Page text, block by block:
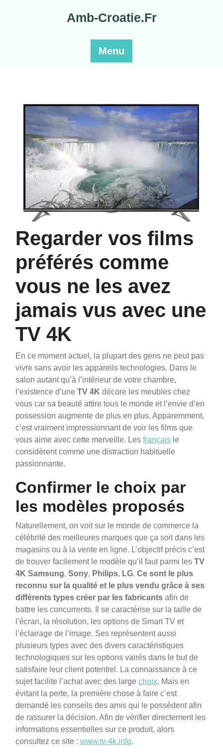
Amb-Croatie.Fr
Menu
Regarder vos films
préférés comme
vous ne les avez
jamais vus avec une
TV 4K
En ce moment actuel, la plupart des gens ne peut pas
vivre sans avoir les appareils technologies. Dans le
salon autant qu’à l’intérieur de votre chambre,
l’existence d’une TV 4K décore les meubles chez
vous car sa beauté attire tous le monde et l’envie d’en
possession augmente de plus en plus. Apparemment,
c’est vraiment impressionnant de voir les films que
vous aime avec cette merveille. Les français le
considèrent comme une distraction habituelle
passionnante.
Confirmer le choix par
les modèles proposés
Naturellement, on voit sur le monde de commerce la
célébrité des meilleures marques que ça soit dans les
magasins ou à la vente en ligne. L’objectif précis c’est
de trouver facilement le modèle qu’il faut parmi les TV
4K Samsung, Sony, Philips, LG. Ce sont le plus
reconnu sur la qualité et le plus vendu grâce à ses
différents types créer par les fabricants afin de
battre les concurrents. Il se caractérise sur la taille de
l’écran, la résolution, les options de Smart TV et
l’éclairage de l’image. Ses représentent aussi
plusieurs types avec des divers caractéristiques
technologiques sur les options vairés dans le but de
satisfaire leur client potentiel. La connaissance à ce
sujet facilite l’achat avec des large choix. Mais en
évitant la perte, la première chose à faire c’est
demandé les conseils des amis qui le possèdent afin
de rassurer la décision. Afin de vérifier directement les
informations essentielles sur ce produit, alors
consultez ce site : www.tv-4k.info.